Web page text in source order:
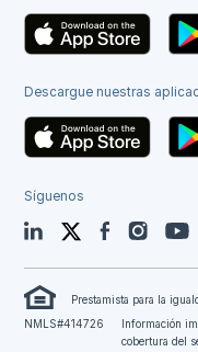
Descargue nuestras
Síguenos
LinkedIn TwitterFacebook
Prestamista para la
NMLS#414726
Información
cobertura del